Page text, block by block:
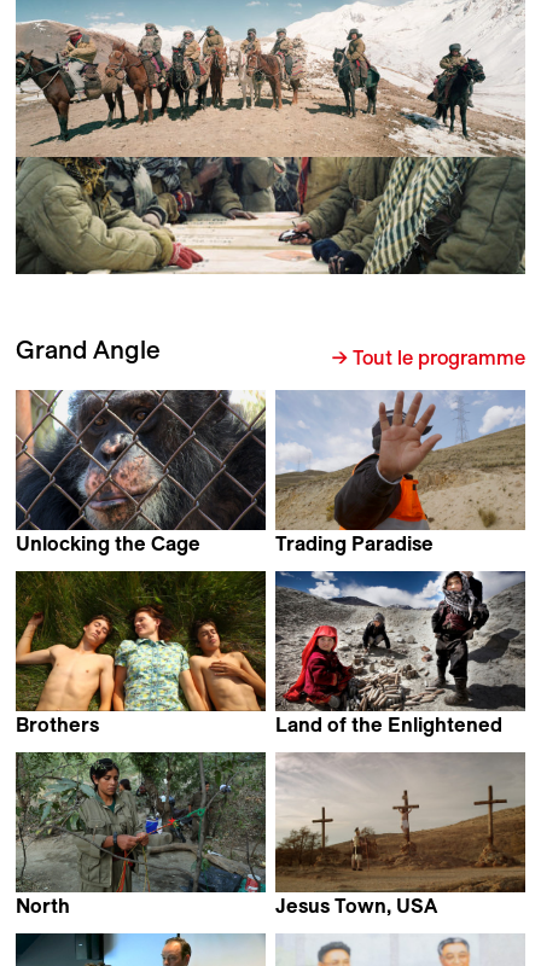
Grand Angle → Tout le programme
Unlocking the Cage
A Pennebaker
Trading Paradise
Brothers
Land of the Enlightened
North
Çayan Demirel
Jesus Town, USA